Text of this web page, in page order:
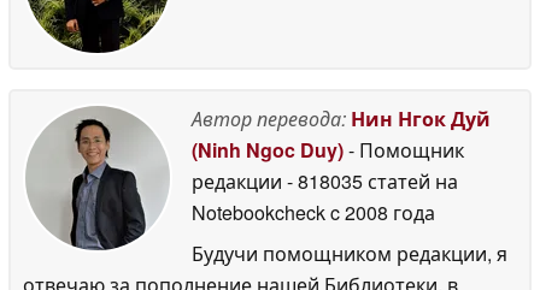
Автор перевода: Нин Нгок Дуй
(Ninh Ngoc Duy)- Помощник
редакции - 818035 статей на
Notebookcheckc 2008 года
Будучи помощником редакции, я